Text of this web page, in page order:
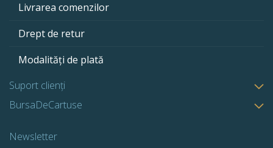
Livrarea comenzilor
Drept de retur
Modalități de plată
Suport clienți
BursaDeCartuse
Newsletter